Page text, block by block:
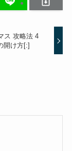
ス 攻略法 4
開け方[:]